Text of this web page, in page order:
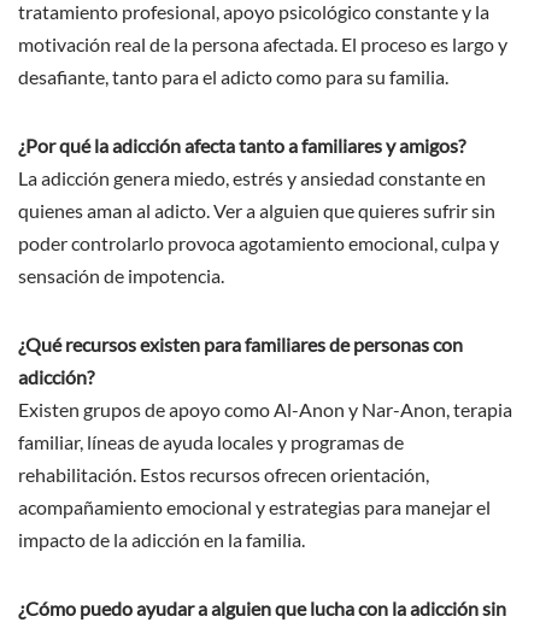
tratamiento profesional, apoyo psicológico constante y la
motivación real de la persona afectada. El proceso es largo y
desafiante, tanto para el adicto como para su familia.
¿Por qué la adicción afecta tanto a familiares y amigos?
La adicción genera miedo, estrés y ansiedad constante en
quienes aman al adicto. Ver a alguien que quieres sufrir sin
poder controlarlo provoca agotamiento emocional, culpa y
sensación de impotencia.
¿Qué recursos existen para familiares de personas con
adicción?
Existen grupos de apoyo como Al-Anon y Nar-Anon, terapia
familiar, líneas de ayuda locales y programas de
rehabilitación. Estos recursos ofrecen orientación,
acompañamiento emocional y estrategias para manejar el
impacto de la adicción en la familia.
¿Cómo puedo ayudar a alguien que lucha con la adicción sin